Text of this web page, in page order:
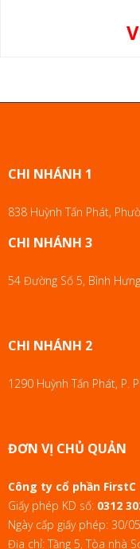
CHI NHÁNH 1
838 Huỳnh Tấn Phát,
CHI NHÁNH 3
54 Đường Số 5, Bình
CHI NHÁNH 2
1290 Huỳnh Tấn Phát, P.
ĐƠN VỊ CHỦ QUẢN
Công ty cổ phần FirstC
Giấy phép KD số: 0312
Ngày cấp giấy phép: 30/
Địa chỉ: Tầng 5, Tòa nhà